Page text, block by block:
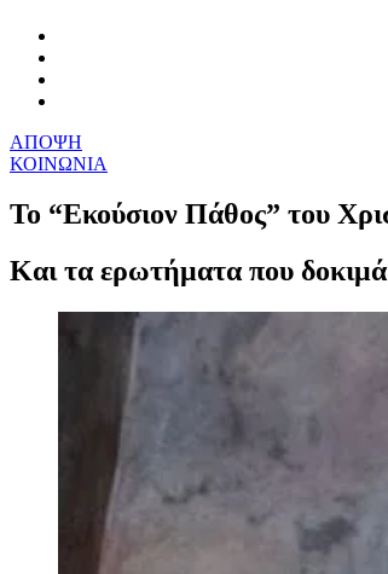
ΑΠΟΨΗ
ΚΟΙΝΩΝΙΑ
Το “Εκούσιον Πάθος” του
Και τα ερωτήματα που